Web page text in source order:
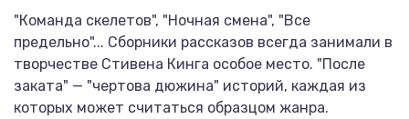
"Команда скелетов", "Ночная смена", "Все
предельно"... Сборники рассказов всегда занимали в
творчестве Стивена Кинга особое место. "После
заката" — "чертова дюжина" историй, каждая из
которых может считаться образцом жанра.